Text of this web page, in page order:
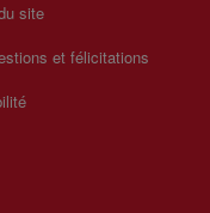
site
et félicitations